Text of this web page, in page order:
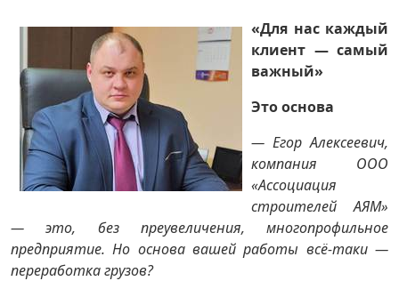
«Для нас каждый
клиент — самый
важный»
Это основа
— Егор Алексеевич,
компания ООО
«Ассоциация
строителей АЯМ»
— это, без преувеличения, многопрофильное
предприятие. Но основа вашей работы всё-таки —
переработка грузов?